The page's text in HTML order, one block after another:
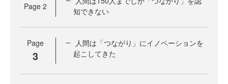
Page 2
知できない
Page
3
人間は「つながり」にイノベーションを
起こしてきた